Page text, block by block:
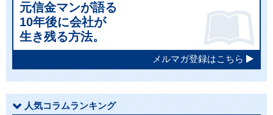
元信金マンが語る
10年後に会社が
生き残る方法。
メルマガ登録はこちら
人気コラムランキング